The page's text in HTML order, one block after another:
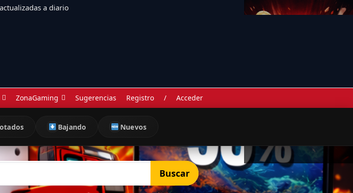
a diario
ZonaGaming Sugerencias Registro / Acceder
Bajando Nuevos
Buscar